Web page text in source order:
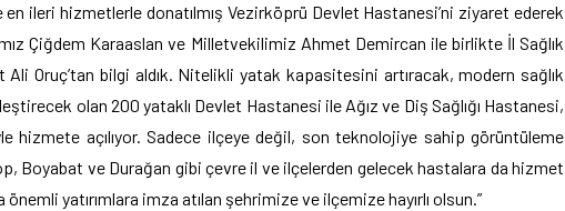
en ileri hizmetlerle donatılmış Vezirköprü Devlet Hastanesi’ni ziyaret ederek
Çiğdem Karaaslan ve Milletvekilimiz Ahmet Demircan ile birlikte İl Sağlık
Ali Oruç’tan bilgi aldık. Nitelikli yatak kapasitesini artıracak, modern sağlık
olan 200 yataklı Devlet Hastanesi ile Ağız ve Diş Sağlığı Hastanesi,
hizmete açılıyor. Sadece ilçeye değil, son teknolojiye sahip görüntüleme
Boyabat ve Durağan gibi çevre il ve ilçelerden gelecek hastalara da hizmet
önemli yatırımlara imza atılan şehrimize ve ilçemize hayırlı olsun.”